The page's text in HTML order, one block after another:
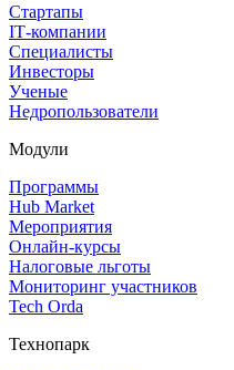
Стартапы
IT‑компании
Специалисты
Инвесторы
Ученые
Недропользователи
Модули
Программы
Hub Market
Мероприятия
Онлайн‑курсы
Налоговые льготы
Мониторинг участников
Tech Orda
Технопарк